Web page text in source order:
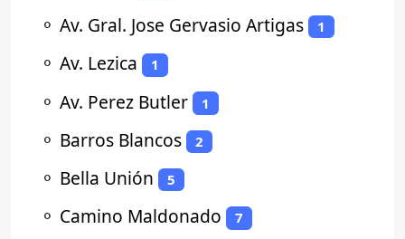
⚬ Av. Gral. Jose Gervasio Artigas 1
⚬ Av. Lezica 1
⚬ Av. Perez Butler 1
⚬ Barros Blancos 2
⚬ Bella Unión 5
⚬ Camino Maldonado 7